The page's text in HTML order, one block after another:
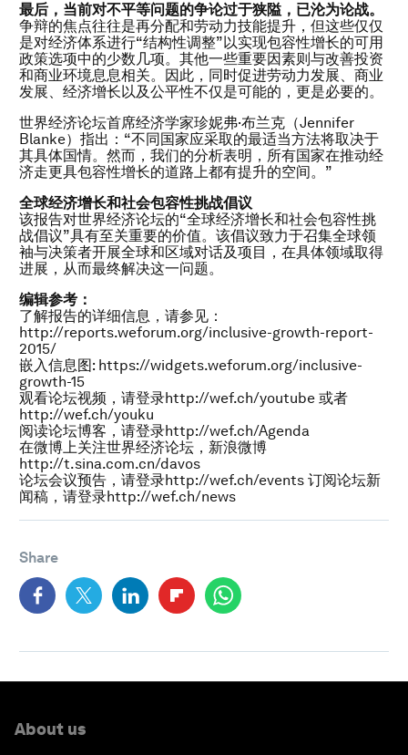
最后，当前对不平等问题的争论过于狭隘，已沦为论战。
争辩的焦点往往是再分配和劳动力技能提升，但这些仅仅
是对经济体系进行“结构性调整”以实现包容性增长的可用
政策选项中的少数几项。其他一些重要因素则与改善投资
和商业环境息息相关。因此，同时促进劳动力发展、商业
发展、经济增长以及公平性不仅是可能的，更是必要的。
世界经济论坛首席经济学家珍妮弗·布兰克（Jennifer
Blanke）指出：“不同国家应采取的最适当方法将取决于
其具体国情。然而，我们的分析表明，所有国家在推动经
济走更具包容性增长的道路上都有提升的空间。”
全球经济增长和社会包容性挑战倡议
该报告对世界经济论坛的“全球经济增长和社会包容性挑
战倡议”具有至关重要的价值。该倡议致力于召集全球领
袖与决策者开展全球和区域对话及项目，在具体领域取得
进展，从而最终解决这一问题。
编辑参考：
了解报告的详细信息，请参见：
http://reports.weforum.org/inclusive-growth-report-
2015/
嵌入信息图: https://widgets.weforum.org/inclusive-
growth-15
观看论坛视频，请登录http://wef.ch/youtube 或者
http://wef.ch/youku
阅读论坛博客，请登录http://wef.ch/Agenda
在微博上关注世界经济论坛，新浪微博
http://t.sina.com.cn/davos
论坛会议预告，请登录http://wef.ch/events 订阅论坛新
闻稿，请登录http://wef.ch/news
Share
About us